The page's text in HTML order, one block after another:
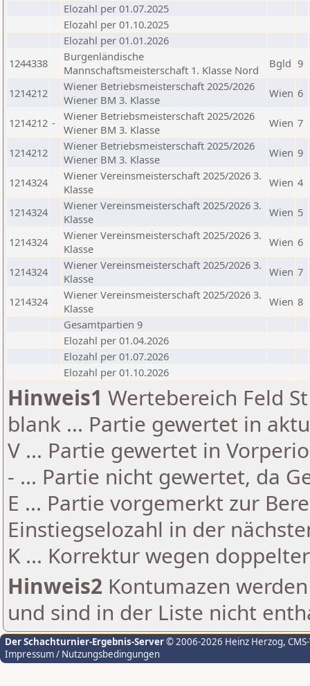
Elozahl per 01.07.2025
Elozahl per 01.10.2025
Elozahl per 01.01.2026
1244338
Burgenländische
Mannschaftsmeisterschaft 1. Klasse Nord
Bgld 9
1214212
Wiener Betriebsmeisterschaft 2025/2026
Wiener BM 3. Klasse
Wien 6
1214212 -
Wiener Betriebsmeisterschaft 2025/2026
Wiener BM 3. Klasse
Wien 7
1214212
Wiener Betriebsmeisterschaft 2025/2026
Wiener BM 3. Klasse
Wien 9
1214324
Wiener Vereinsmeisterschaft 2025/2026 3.
Klasse
Wien 4
1214324
Wiener Vereinsmeisterschaft 2025/2026 3.
Klasse
Wien 5
1214324
Wiener Vereinsmeisterschaft 2025/2026 3.
Klasse
Wien 6
1214324
Wiener Vereinsmeisterschaft 2025/2026 3.
Klasse
Wien 7
1214324
Wiener Vereinsmeisterschaft 2025/2026 3.
Klasse
Wien 8
Gesamtpartien 9
Elozahl per 01.04.2026
Elozahl per 01.07.2026
Elozahl per 01.10.2026
Hinweis1 Wertebereich Feld
blank ... Partie gewertet in
V ... Partie gewertet in
- ... Partie nicht gewertet, da
E ... Partie vorgemerkt zur
Einstiegselozahl in der
K ... Korrektur wegen
Hinweis2 Kontumazen
und sind in der Liste nicht
Der Schachturnier-Ergebnis-Server© 2006-2026 Heinz Herzog,
Impressum / Nutzungsbedingungen